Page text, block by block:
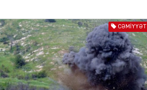
CƏMIYYƏT